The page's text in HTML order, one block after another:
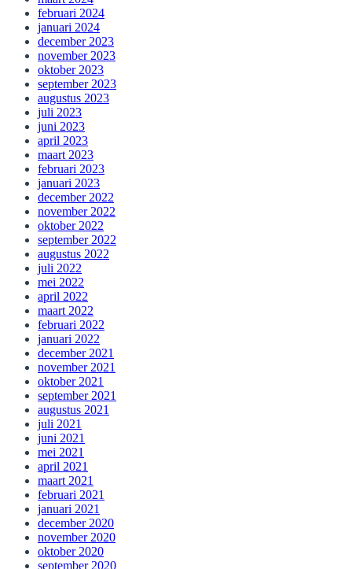
februari 2024
januari 2024
december 2023
november 2023
oktober 2023
september 2023
augustus 2023
juli 2023
juni 2023
april 2023
maart 2023
februari 2023
januari 2023
december 2022
november 2022
oktober 2022
september 2022
augustus 2022
juli 2022
mei 2022
april 2022
maart 2022
februari 2022
januari 2022
december 2021
november 2021
oktober 2021
september 2021
augustus 2021
juli 2021
juni 2021
mei 2021
april 2021
maart 2021
februari 2021
januari 2021
december 2020
november 2020
oktober 2020
september 2020